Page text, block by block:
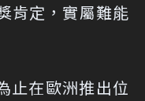
肯定，實屬難能
止在歐洲推出位